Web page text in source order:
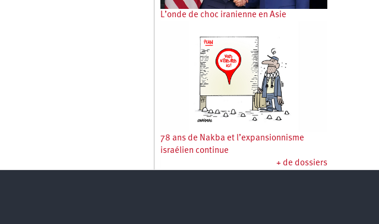
L’onde de choc iranienne en Asie
78 ans de Nakba et l’expansionnisme
israélien continue
+ de dossiers